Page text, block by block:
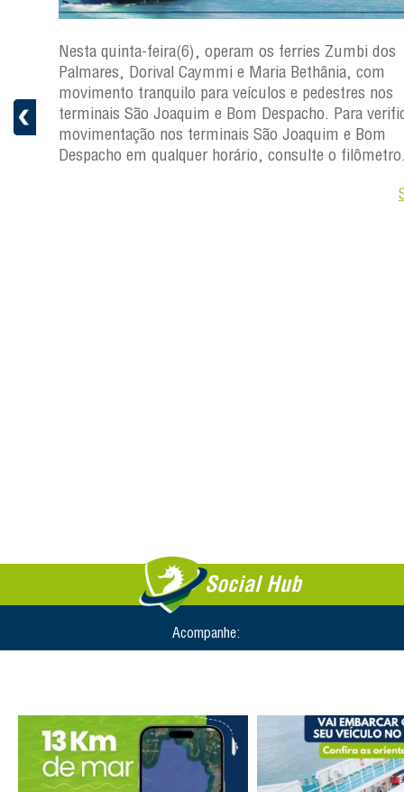
Nesta quinta-feira(6), operam os ferries Zumbi dos
Palmares, Dorival Caymmi e Maria Bethânia, com
movimento tranquilo para veículos e pedestres nos
terminais São Joaquim e Bom Despacho. Para
movimentação nos terminais São Joaquim e Bom
Despacho em qualquer horário, consulte o
Social Hub
Acompanhe: